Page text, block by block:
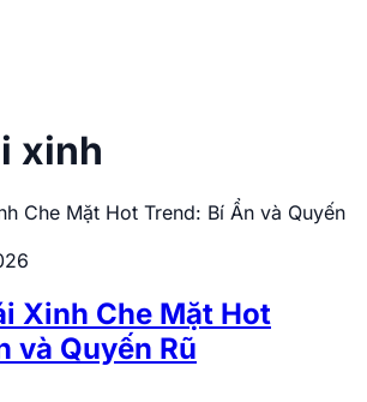
xinh
Xinh Che Mặt Hot
và Quyến Rũ